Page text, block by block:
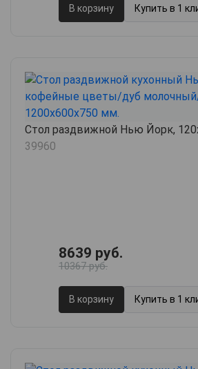
В корзину Купить в 1
Стол раздвижной Нью Йорк,
39960
8639 руб.
10367 руб.
В корзину Купить в 1